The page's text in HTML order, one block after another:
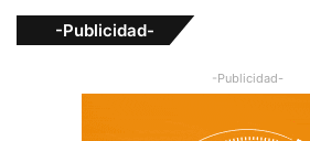
-Publicidad-
-Publicidad-